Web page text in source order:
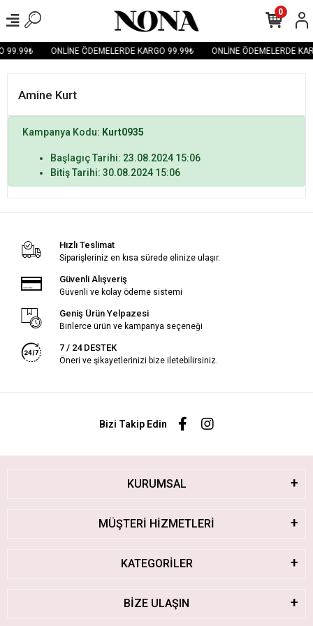
99.99₺ ONLİNE ÖDEMELERDE KARGO 99.99₺ ONLİNE ÖDEMELERDE
0
Amine Kurt
Kampanya Kodu: Kurt0935
Başlagıç Tarihi: 23.08.2024 15:06
Bitiş Tarihi: 30.08.2024 15:06
Hızlı Teslimat
Siparişleriniz en kısa sürede elinize ulaşır.
Güvenli Alışveriş
Güvenli ve kolay ödeme sistemi
Geniş Ürün Yelpazesi
Binlerce ürün ve kampanya seçeneği
7 / 24 DESTEK
Öneri ve şikayetlerinizi bize iletebilirsiniz.
Bizi Takip Edin
KURUMSAL
MÜŞTERİ HİZMETLERİ
KATEGORİLER
BİZE ULAŞIN